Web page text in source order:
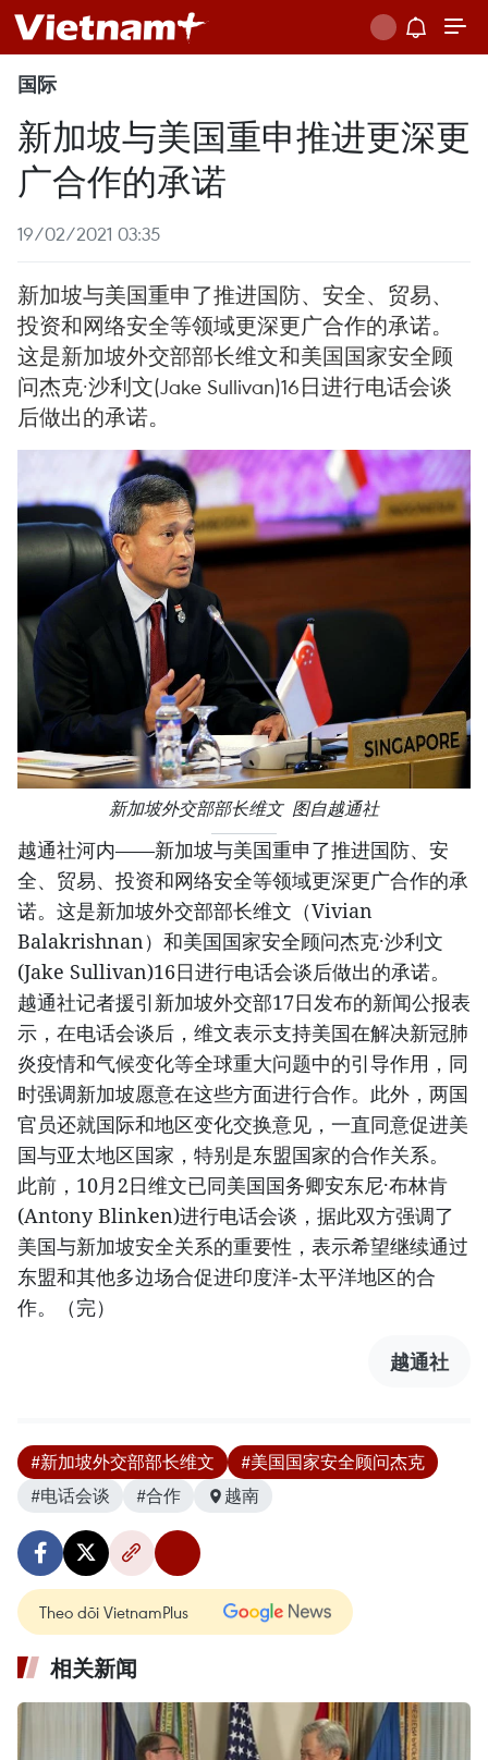
国际
新加坡与美国重申推进更深更
广合作的承诺
19/02/2021 03:35
新加坡与美国重申了推进国防、安全、贸易、
投资和网络安全等领域更深更广合作的承诺。
这是新加坡外交部部长维文和美国国家安全顾
问杰克·沙利文(Jake Sullivan)16日进行电话会谈
后做出的承诺。
新加坡外交部部长维文 图自越通社
越通社河内——新加坡与美国重申了推进国防、安
全、贸易、投资和网络安全等领域更深更广合作的承
诺。这是新加坡外交部部长维文（Vivian
Balakrishnan）和美国国家安全顾问杰克·沙利文
(Jake Sullivan)16日进行电话会谈后做出的承诺。
越通社记者援引新加坡外交部17日发布的新闻公报表
示，在电话会谈后，维文表示支持美国在解决新冠肺
炎疫情和气候变化等全球重大问题中的引导作用，同
时强调新加坡愿意在这些方面进行合作。此外，两国
官员还就国际和地区变化交换意见，一直同意促进美
国与亚太地区国家，特别是东盟国家的合作关系。
此前，10月2日维文已同美国国务卿安东尼·布林肯
(Antony Blinken)进行电话会谈，据此双方强调了
美国与新加坡安全关系的重要性，表示希望继续通过
东盟和其他多边场合促进印度洋-太平洋地区的合
作。（完）
越通社
#新加坡外交部部长维文
#美国国家安全顾问杰克
#电话会谈
#合作 越南
Theo dõi VietnamPlus
相关新闻